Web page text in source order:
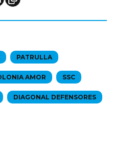
PATRULLA
AMOR SSC
DIAGONAL DEFENSORES